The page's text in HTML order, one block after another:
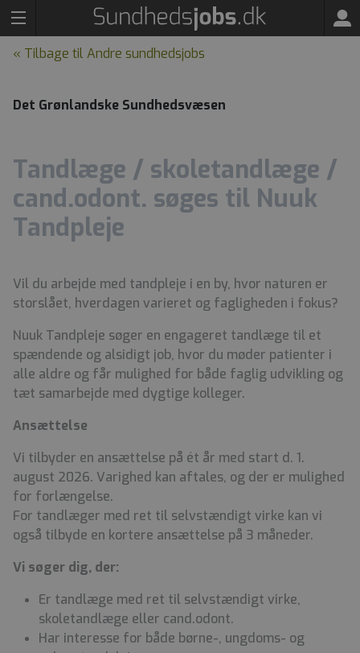
« Tilbage til Andre sundhedsjobs
Det Grønlandske Sundhedsvæsen
Tandlæge / skoletandlæge /
cand.odont. søges til Nuuk
Tandpleje
Vil du arbejde med tandpleje i en by, hvor naturen er
storslået, hverdagen varieret og fagligheden i fokus?
Nuuk Tandpleje søger en engageret tandlæge til et
spændende og alsidigt job, hvor du møder patienter i
alle aldre og får mulighed for både faglig udvikling og
tæt samarbejde med dygtige kolleger.
Ansættelse
Vi tilbyder en ansættelse på ét år med start d. 1.
august 2026. Varighed kan aftales, og der er mulighed
for forlængelse.
For tandlæger med ret til selvstændigt virke kan vi
også tilbyde en kortere ansættelse på 3 måneder.
Vi søger dig, der:
Er tandlæge med ret til selvstændigt virke,
skoletandlæge eller cand.odont.
Har interesse for både børne-, ungdoms- og